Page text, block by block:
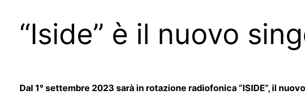
“Iside” è il nuovo
Dal 1° settembre 2023 sarà in rotazione radiofonica “ISIDE”, il